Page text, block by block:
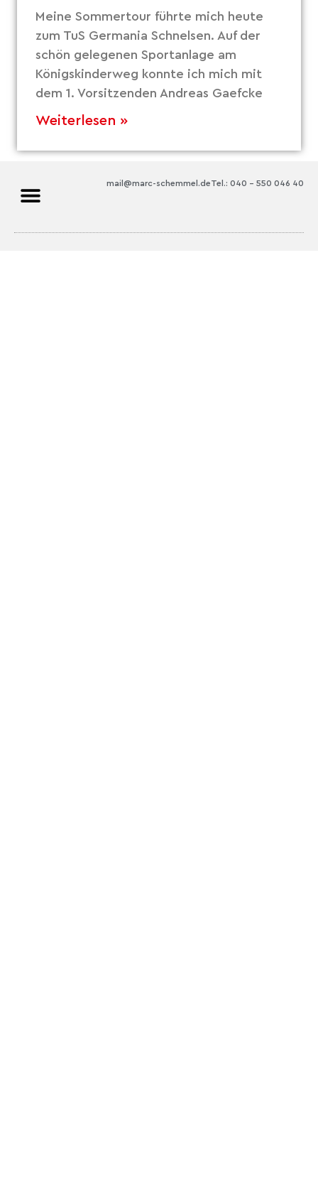
Meine Sommertour führte mich heute
zum TuS Germania Schnelsen. Auf der
schön gelegenen Sportanlage am
Königskinderweg konnte ich mich mit
dem 1. Vorsitzenden Andreas Gaefcke
Weiterlesen »
Tel.: 040 – 550 046 40
mail@marc-schemmel.de